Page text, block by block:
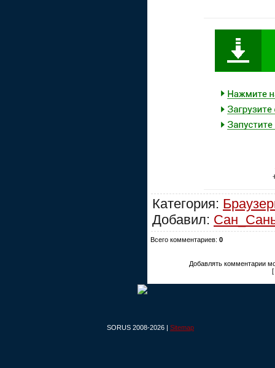
Категория:
Добавил:
Всего комментариев: 0
Добавлять комментарии
[
SORUS 2008-2026 | Sitemap